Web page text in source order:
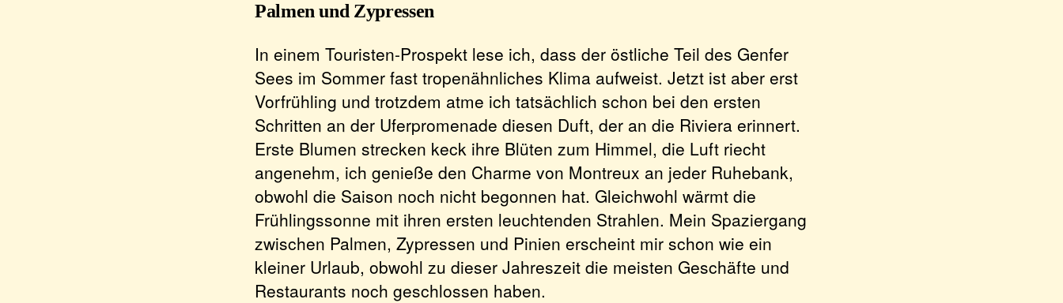
Palmen und Zypressen
In einem Touristen-Prospekt lese ich, dass der östliche Teil des Genfer
Sees im Sommer fast tropenähnliches Klima aufweist. Jetzt ist aber erst
Vorfrühling und trotzdem atme ich tatsächlich schon bei den ersten
Schritten an der Uferpromenade diesen Duft, der an die Riviera erinnert.
Erste Blumen strecken keck ihre Blüten zum Himmel, die Luft riecht
angenehm, ich genieße den Charme von Montreux an jeder Ruhebank,
obwohl die Saison noch nicht begonnen hat. Gleichwohl wärmt die
Frühlingssonne mit ihren ersten leuchtenden Strahlen. Mein Spaziergang
zwischen Palmen, Zypressen und Pinien erscheint mir schon wie ein
kleiner Urlaub, obwohl zu dieser Jahreszeit die meisten Geschäfte und
Restaurants noch geschlossen haben.